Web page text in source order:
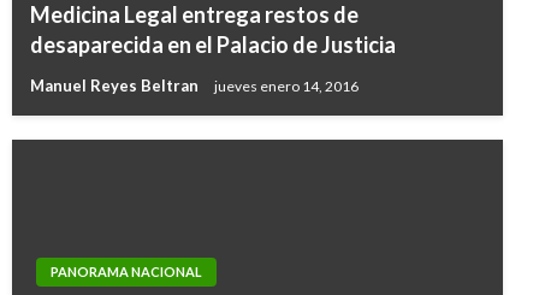
Medicina Legal entrega restos de
desaparecida en el Palacio de Justicia
Manuel Reyes Beltran jueves enero 14, 2016
PANORAMA NACIONAL